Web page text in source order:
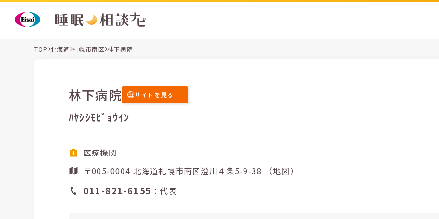
TOP 北海道 札幌市南区 林下病院
林下病院 サイトを見る
ﾊﾔｼｼﾓﾋﾞｮｳｲﾝ
医療機関
〒005-0004 北海道札幌市南区澄川４条5-9-38 （地図）
011-821-6155 ：代表